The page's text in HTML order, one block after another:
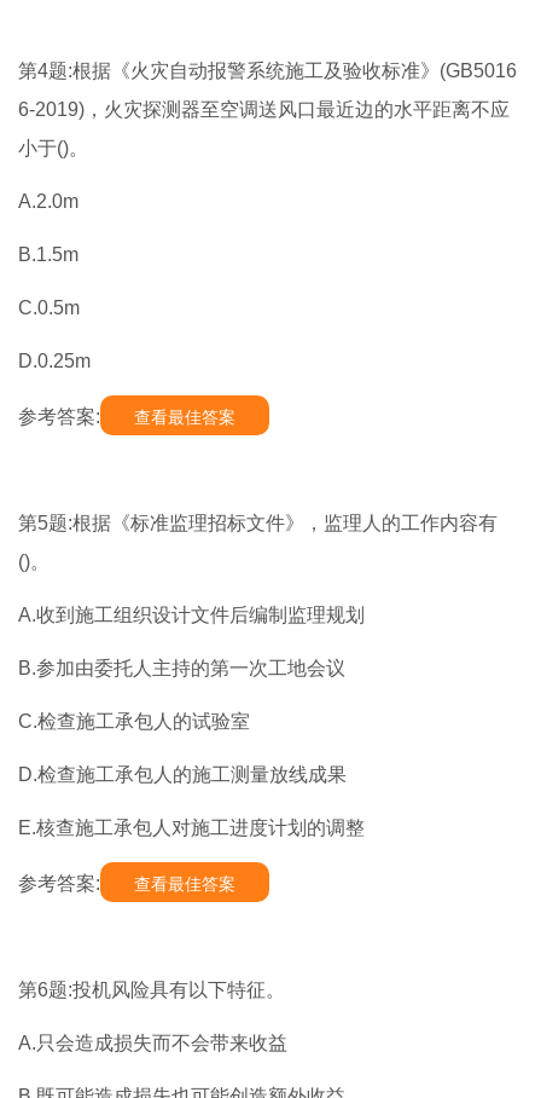
第4题:根据《火灾自动报警系统施工及验收标准》(GB5016
6-2019)，火灾探测器至空调送风口最近边的水平距离不应
小于()。
A.2.0m
B.1.5m
C.0.5m
D.0.25m
参考答案: 查看最佳答案
第5题:根据《标准监理招标文件》，监理人的工作内容有
()。
A.收到施工组织设计文件后编制监理规划
B.参加由委托人主持的第一次工地会议
C.检查施工承包人的试验室
D.检查施工承包人的施工测量放线成果
E.核查施工承包人对施工进度计划的调整
参考答案: 查看最佳答案
第6题:投机风险具有以下特征。
A.只会造成损失而不会带来收益